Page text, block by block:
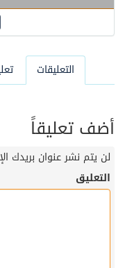
التعليقات
أضف تعليقاً
لن يتم نشر عنوان بريدك
التعليق